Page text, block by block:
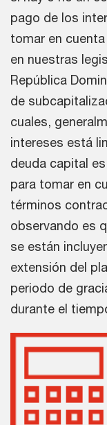
pago de los
tomar en
en nuestras
República
de
cuales,
intereses está
deuda capital
para tomar en
términos
observando es
se están
extensión del
periodo de
durante el